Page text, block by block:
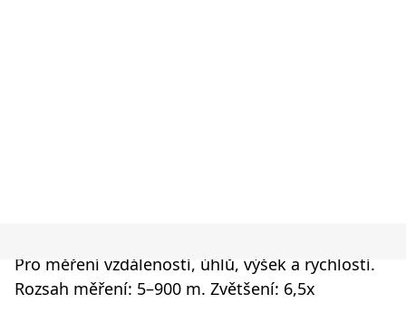
Pro měření vzdáleností, úhlů, výšek a rychlostí.
Rozsah měření: 5–900 m. Zvětšení: 6,5x